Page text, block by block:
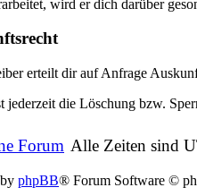
wird er dich darüber
erteilt dir auf Anfrage
jederzeit die Löschung bzw.
Forum Alle Zeiten sind
phpBB® Forum Software ©